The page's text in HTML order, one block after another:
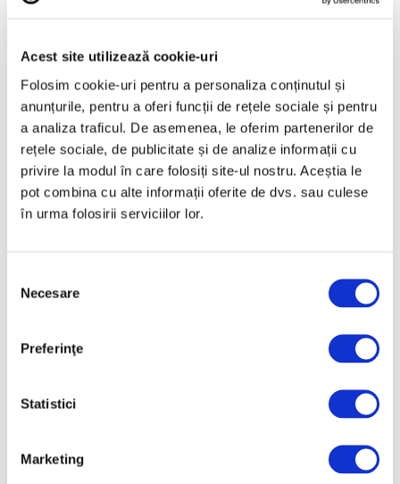
Acest site utilizează cookie-uri
Folosim cookie-uri pentru a personaliza conținutul și
anunțurile, pentru a oferi funcții de rețele sociale și pentru
a analiza traficul. De asemenea, le oferim partenerilor de
rețele sociale, de publicitate și de analize informații cu
privire la modul în care folosiți site-ul nostru. Aceștia le
pot combina cu alte informații oferite de dvs. sau culese
în urma folosirii serviciilor lor.
consimțământului
Necesare
Preferinţe
Statistici
Marketing
comunității, la Timișoara
5 August 2026
5 August 2026